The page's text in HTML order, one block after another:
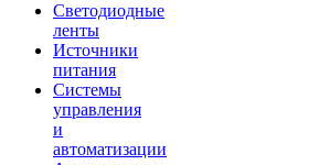
Светодиодные
ленты
Источники
питания
Системы
управления
и
автоматизации